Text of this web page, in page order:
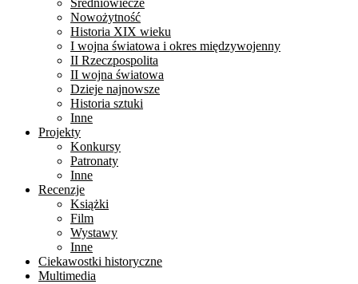
Średniowiecze
Nowożytność
Historia XIX wieku
I wojna światowa i okres międzywojenny
II Rzeczpospolita
II wojna światowa
Dzieje najnowsze
Historia sztuki
Inne
Projekty
Konkursy
Patronaty
Inne
Recenzje
Książki
Film
Wystawy
Inne
Ciekawostki historyczne
Multimedia